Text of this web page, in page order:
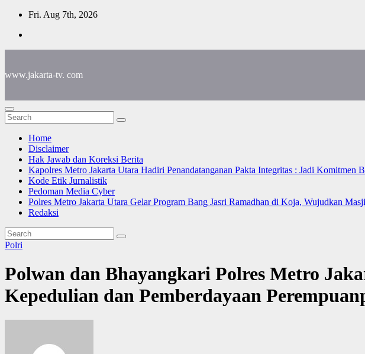
Skip
content
Fri. Aug 7th, 2026
www.jakarta-tv. com
Home
Disclaimer
Hak Jawab dan Koreksi Berita
Kapolres Metro Jakarta Utara Hadiri Penandatanganan Pakta Integritas : Jadi Komitmen
Kode Etik Jurnalistik
Pedoman Media Cyber
Polres Metro Jakarta Utara Gelar Program Bang Jasri Ramadhan di Koja, Wujudkan
Redaksi
Polri
Polwan dan Bhayangkari Polres Metro
Kepedulian dan Pemberdayaan